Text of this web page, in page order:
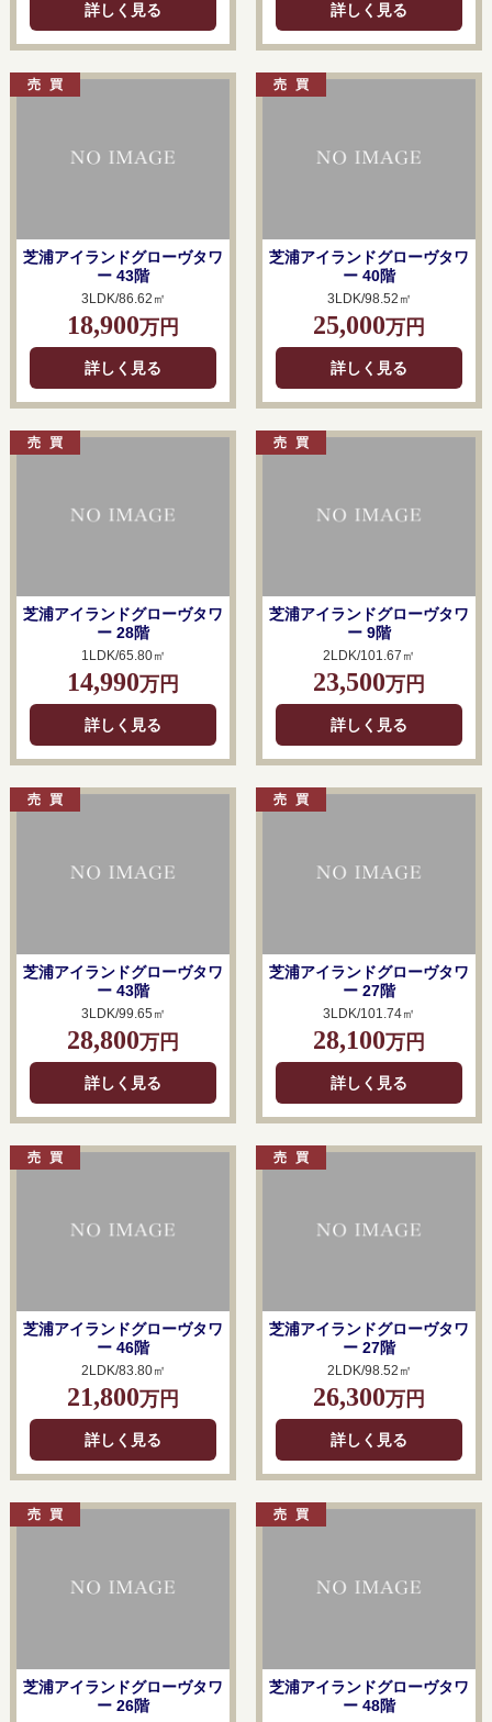
詳しく見る 詳しく見る
芝浦アイランドグローヴタワ
ー 43階
3LDK/86.62㎡
18,900万円
詳しく見る
芝浦アイランドグローヴタワ
ー 40階
3LDK/98.52㎡
25,000万円
詳しく見る
芝浦アイランドグローヴタワ
ー 28階
1LDK/65.80㎡
14,990万円
詳しく見る
芝浦アイランドグローヴタワ
ー 9階
2LDK/101.67㎡
23,500万円
詳しく見る
芝浦アイランドグローヴタワ
ー 43階
3LDK/99.65㎡
28,800万円
詳しく見る
芝浦アイランドグローヴタワ
ー 27階
3LDK/101.74㎡
28,100万円
詳しく見る
芝浦アイランドグローヴタワ
ー 46階
2LDK/83.80㎡
21,800万円
詳しく見る
芝浦アイランドグローヴタワ
ー 27階
2LDK/98.52㎡
26,300万円
詳しく見る
芝浦アイランドグローヴタワ
ー 26階
芝浦アイランドグローヴタワ
ー 48階